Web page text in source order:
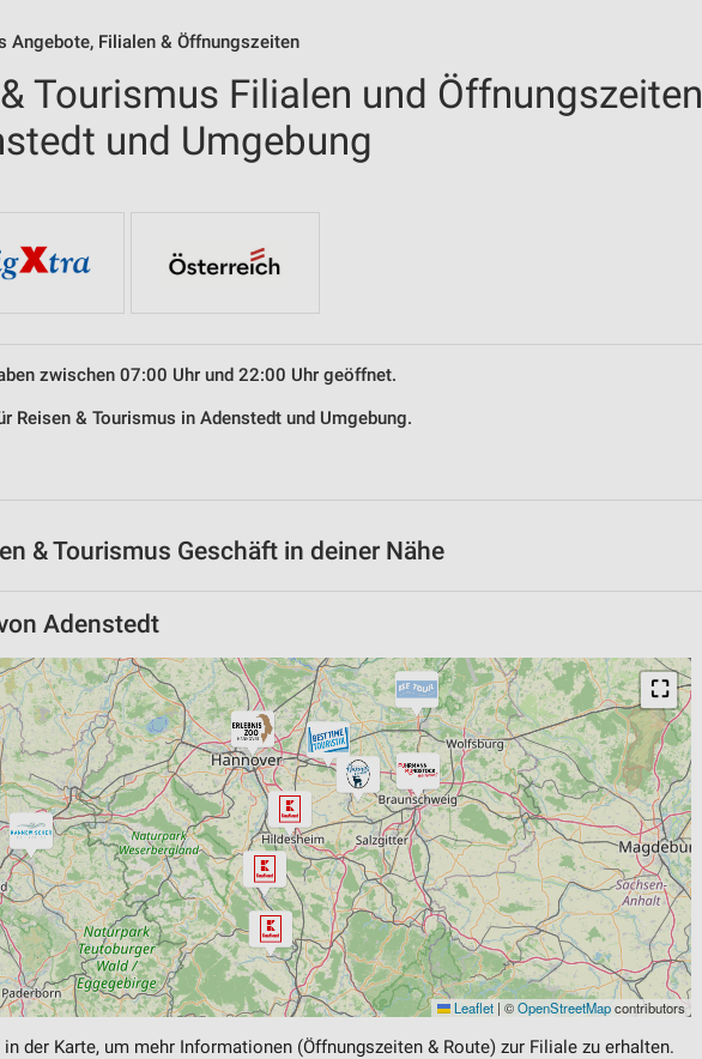
Angebote, Filialen & Öffnungszeiten
Tourismus Filialen und Öffnungszeiten
und Umgebung
zwischen 07:00 Uhr und 22:00 Uhr geöffnet.
Reisen & Tourismus in Adenstedt und Umgebung.
& Tourismus Geschäft in deiner Nähe
Adenstedt
⛶
Leaflet | ©OpenStreetMapcontributors
der Karte, um mehr Informationen (Öffnungszeiten & Route) zur Filiale zu erhalten.